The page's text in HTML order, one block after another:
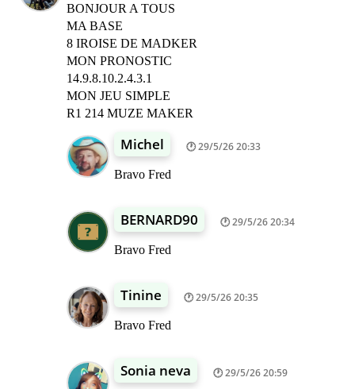
BONJOUR A TOUS
MA BASE
8 IROISE DE MADKER
MON PRONOSTIC
14.9.8.10.2.4.3.1
MON JEU SIMPLE
R1 214 MUZE MAKER
Michel 29/5/26 20:33
Bravo Fred
BERNARD90 29/5/26 20:34
Bravo Fred
Tinine 29/5/26 20:35
Bravo Fred
Sonia neva 29/5/26 20:59